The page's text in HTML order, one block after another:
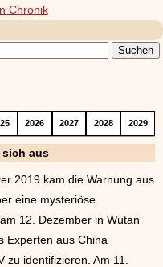
2026 2027 2028 2029
sich aus
2019 kam die Warnung aus
eine mysteriöse
12. Dezember in Wutan
Experten aus China
identifizieren. Am 11.